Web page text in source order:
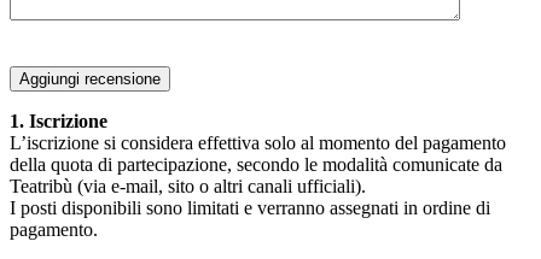
Aggiungi recensione
1. Iscrizione
L’iscrizione si considera effettiva solo al momento del pagamento
della quota di partecipazione, secondo le modalità comunicate da
Teatribù (via e-mail, sito o altri canali ufficiali).
I posti disponibili sono limitati e verranno assegnati in ordine di
pagamento.